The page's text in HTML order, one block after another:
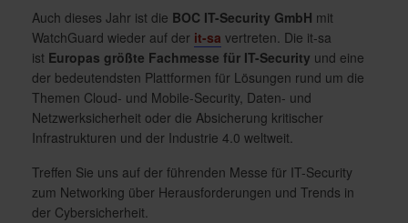
Auch dieses Jahr ist die BOC IT-Security GmbH mit
WatchGuard wieder auf der it-sa vertreten. Die it-sa
ist Europas größte Fachmesse für IT-Security und eine
der bedeutendsten Plattformen für Lösungen rund um die
Themen Cloud- und Mobile-Security, Daten- und
Netzwerksicherheit oder die Absicherung kritischer
Infrastrukturen und der Industrie 4.0 weltweit.
Treffen Sie uns auf der führenden Messe für IT-Security
zum Networking über Herausforderungen und Trends in
der Cybersicherheit.